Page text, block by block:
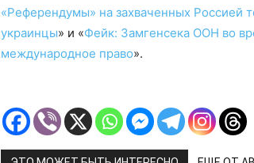
«Референдумы» на захваченных Россией
украинцы» и «Фейк: Замгенсека ООН во
международное право».